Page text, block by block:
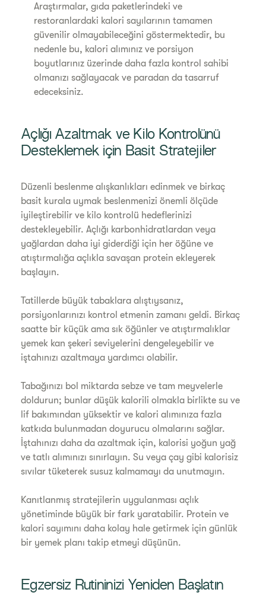
Araştırmalar, gıda paketlerindeki ve
restoranlardaki kalori sayılarının tamamen
güvenilir olmayabileceğini göstermektedir, bu
nedenle bu, kalori alımınız ve porsiyon
boyutlarınız üzerinde daha fazla kontrol sahibi
olmanızı sağlayacak ve paradan da tasarruf
edeceksiniz.
Açlığı Azaltmak ve Kilo Kontrolünü
Desteklemek için Basit Stratejiler
Düzenli beslenme alışkanlıkları edinmek ve birkaç
basit kurala uymak beslenmenizi önemli ölçüde
iyileştirebilir ve kilo kontrolü hedeflerinizi
destekleyebilir. Açlığı karbonhidratlardan veya
yağlardan daha iyi giderdiği için her öğüne ve
atıştırmalığa açlıkla savaşan protein ekleyerek
başlayın.
Tatillerde büyük tabaklara alıştıysanız,
porsiyonlarınızı kontrol etmenin zamanı geldi. Birkaç
saatte bir küçük ama sık öğünler ve atıştırmalıklar
yemek kan şekeri seviyelerini dengeleyebilir ve
iştahınızı azaltmaya yardımcı olabilir.
Tabağınızı bol miktarda sebze ve tam meyvelerle
doldurun; bunlar düşük kalorili olmakla birlikte su ve
lif bakımından yüksektir ve kalori alımınıza fazla
katkıda bulunmadan doyurucu olmalarını sağlar.
İştahınızı daha da azaltmak için, kalorisi yoğun yağ
ve tatlı alımınızı sınırlayın. Su veya çay gibi kalorisiz
sıvılar tüketerek susuz kalmamayı da unutmayın.
Kanıtlanmış stratejilerin uygulanması açlık
yönetiminde büyük bir fark yaratabilir. Protein ve
kalori sayımını daha kolay hale getirmek için günlük
bir yemek planı takip etmeyi düşünün.
Egzersiz Rutininizi Yeniden Başlatın